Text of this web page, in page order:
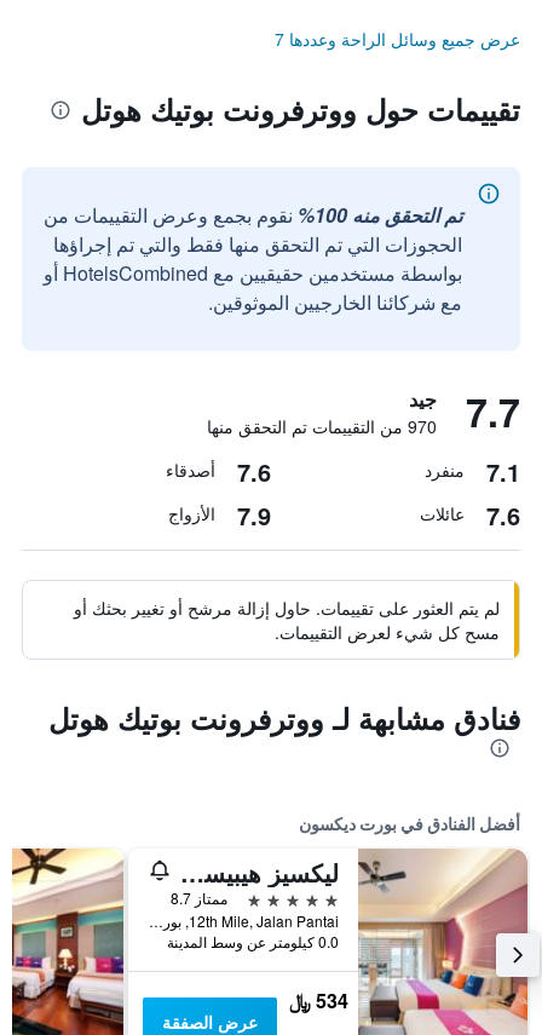
عرض جميع وسائل الراحة وعددها 7
تقييمات حول ووترفرونت بوتيك هوتل
تم التحقق منه 100%
نقوم بجمع وعرض التقييمات من
الحجوزات التي تم التحقق منها فقط والتي تم إجراؤها
بواسطة مستخدمين حقيقيين مع HotelsCombined أو
مع شركائنا الخارجيين الموثوقين.
7.7 جيد
970 من التقييمات تم التحقق منها
7.1 منفرد 7.6 أصدقاء
7.6 عائلات 7.9 الأزواج
لم يتم العثور على تقييمات. حاول إزالة مرشح أو تغيير بحثك أو
مسح كل شيء لعرض التقييمات.
فنادق مشابهة لـ ووترفرونت بوتيك هوتل
أفضل الفنادق في بورت ديكسون
ليكسيز هيبيسكوس بورت ديكسون
5 نجوم
ممتاز 8.7
12th Mile, Jalan Pantai, بورت ديكسون, ماليزيا
0.0 كيلومتر عن وسط المدينة
534 ﷼
عرض الصفقة